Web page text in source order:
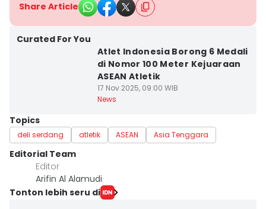
Share Article
Curated For You
Atlet Indonesia Borong 6 Medali
di Nomor 100 Meter Kejuaraan
ASEAN Atletik
17 Nov 2025, 09:00 WIB
News
Topics
deli serdang atletik ASEAN Asia Tenggara
Editorial Team
Editor
Arifin Al Alamudi
Tonton lebih seru di